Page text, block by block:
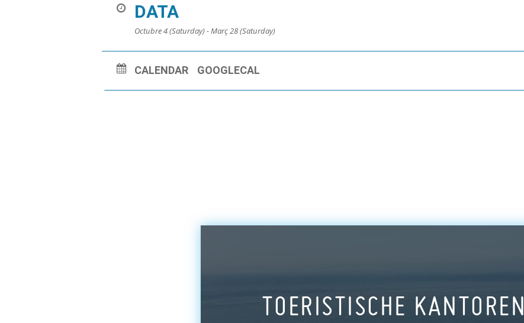
DATA
Octubre 4 (Saturday) - Març 28 (Saturday)
CALENDAR GOOGLECAL
TOERISTISCHE KANTOREN